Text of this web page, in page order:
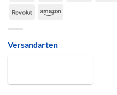
RevolutAmazon
Versandarten